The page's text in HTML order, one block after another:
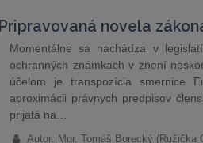
Pripravovaná novela
Momentálne sa nachádza v
ochranných známkach v znení
účelom je transpozícia smernice
aproximácii právnych predpisov
prijatá na…
Autor: Mgr. Tomáš Borecký (Ružička